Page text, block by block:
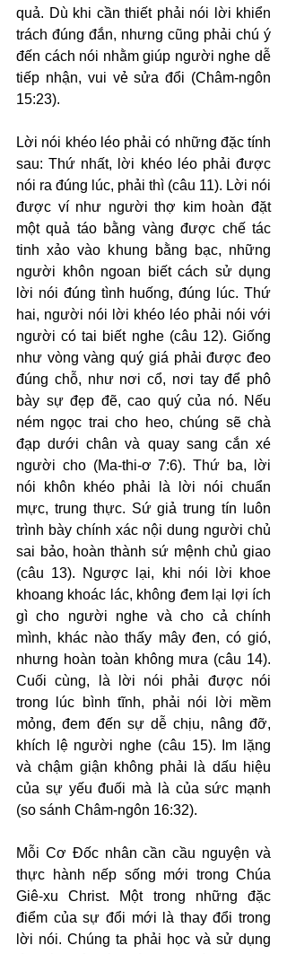
quả. Dù khi cần thiết phải nói lời khiển
trách đúng đắn, nhưng cũng phải chú ý
đến cách nói nhằm giúp người nghe dễ
tiếp nhận, vui vẻ sửa đổi (Châm-ngôn
15:23).
Lời nói khéo léo phải có những đặc tính
sau: Thứ nhất, lời khéo léo phải được
nói ra đúng lúc, phải thì (câu 11). Lời nói
được ví như người thợ kim hoàn đặt
một quả táo bằng vàng được chế tác
tinh xảo vào khung bằng bạc, những
người khôn ngoan biết cách sử dụng
lời nói đúng tình huống, đúng lúc. Thứ
hai, người nói lời khéo léo phải nói với
người có tai biết nghe (câu 12). Giống
như vòng vàng quý giá phải được đeo
đúng chỗ, như nơi cổ, nơi tay để phô
bày sự đẹp đẽ, cao quý của nó. Nếu
ném ngọc trai cho heo, chúng sẽ chà
đạp dưới chân và quay sang cắn xé
người cho (Ma-thi-ơ 7:6). Thứ ba, lời
nói khôn khéo phải là lời nói chuẩn
mực, trung thực. Sứ giả trung tín luôn
trình bày chính xác nội dung người chủ
sai bảo, hoàn thành sứ mệnh chủ giao
(câu 13). Ngược lại, khi nói lời khoe
khoang khoác lác, không đem lại lợi ích
gì cho người nghe và cho cả chính
mình, khác nào thấy mây đen, có gió,
nhưng hoàn toàn không mưa (câu 14).
Cuối cùng, là lời nói phải được nói
trong lúc bình tĩnh, phải nói lời mềm
mỏng, đem đến sự dễ chịu, nâng đỡ,
khích lệ người nghe (câu 15). Im lặng
và chậm giận không phải là dấu hiệu
của sự yếu đuối mà là của sức mạnh
(so sánh Châm-ngôn 16:32).
Mỗi Cơ Đốc nhân cần cầu nguyện và
thực hành nếp sống mới trong Chúa
Giê-xu Christ. Một trong những đặc
điểm của sự đổi mới là thay đổi trong
lời nói. Chúng ta phải học và sử dụng